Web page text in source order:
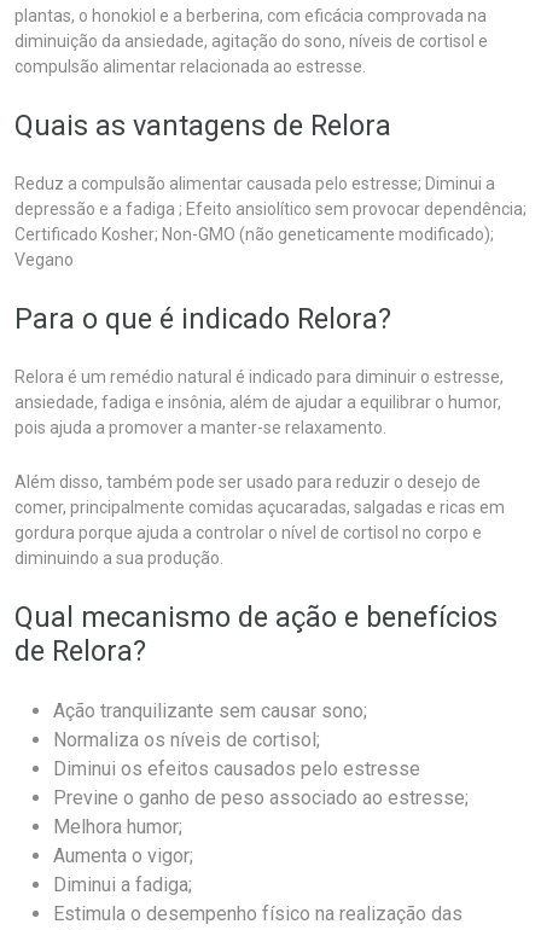
plantas, o honokiol e a berberina, com eficácia comprovada na
diminuição da ansiedade, agitação do sono, níveis de cortisol e
compulsão alimentar relacionada ao estresse.
Quais as vantagens de Relora
Reduz a compulsão alimentar causada pelo estresse; Diminui a
depressão e a fadiga ; Efeito ansiolítico sem provocar dependência;
Certificado Kosher; Non-GMO (não geneticamente modificado);
Vegano
Para o que é indicado Relora?
Relora é um remédio natural é indicado para diminuir o estresse,
ansiedade, fadiga e insônia, além de ajudar a equilibrar o humor,
pois ajuda a promover a manter-se relaxamento.
Além disso, também pode ser usado para reduzir o desejo de
comer, principalmente comidas açucaradas, salgadas e ricas em
gordura porque ajuda a controlar o nível de cortisol no corpo e
diminuindo a sua produção.
Qual mecanismo de ação e benefícios
de Relora?
Ação tranquilizante sem causar sono;
Normaliza os níveis de cortisol;
Diminui os efeitos causados pelo estresse
Previne o ganho de peso associado ao estresse;
Melhora humor;
Aumenta o vigor;
Diminui a fadiga;
Estimula o desempenho físico na realização das